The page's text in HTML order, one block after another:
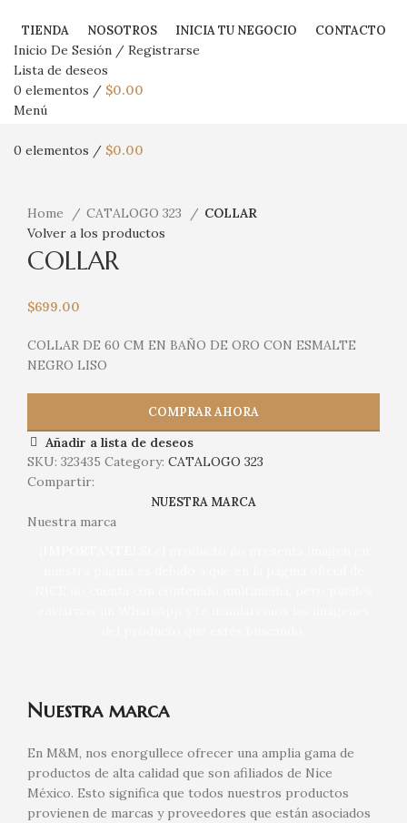
TIENDA NOSOTROS INICIA TU NEGOCIO CONTACTO
Inicio De Sesión / Registrarse
Lista de deseos
0 elementos / $0.00
Menú
0 elementos / $0.00
Home
CATALOGO 323
COLLAR
Volver a los productos
COLLAR
$699.00
COLLAR DE 60 CM EN BAÑO DE ORO CON ESMALTE
NEGRO LISO
COMPRAR AHORA
Añadir a lista de deseos
SKU: 323435 Category: CATALOGO 323
Compartir:
NUESTRA MARCA
Nuestra marca
Nuestra marca
En M&M, nos enorgullece ofrecer una amplia gama de
productos de alta calidad que son afiliados de Nice
México. Esto significa que todos nuestros productos
provienen de marcas y proveedores que están asociados